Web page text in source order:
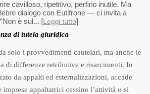
cavilloso, ripetitivo, perfino inutile. Ma
dialogo con Eutifrone — ci invita a
è sul... [Leggi tutto]
di tutela giuridica
solo i provvedimenti cautelari, ma anche le
di differenze retributive e risarcimenti. In
da appalti ed esternalizzazioni, accade
imprese appaltatrici cessino l’attività o si